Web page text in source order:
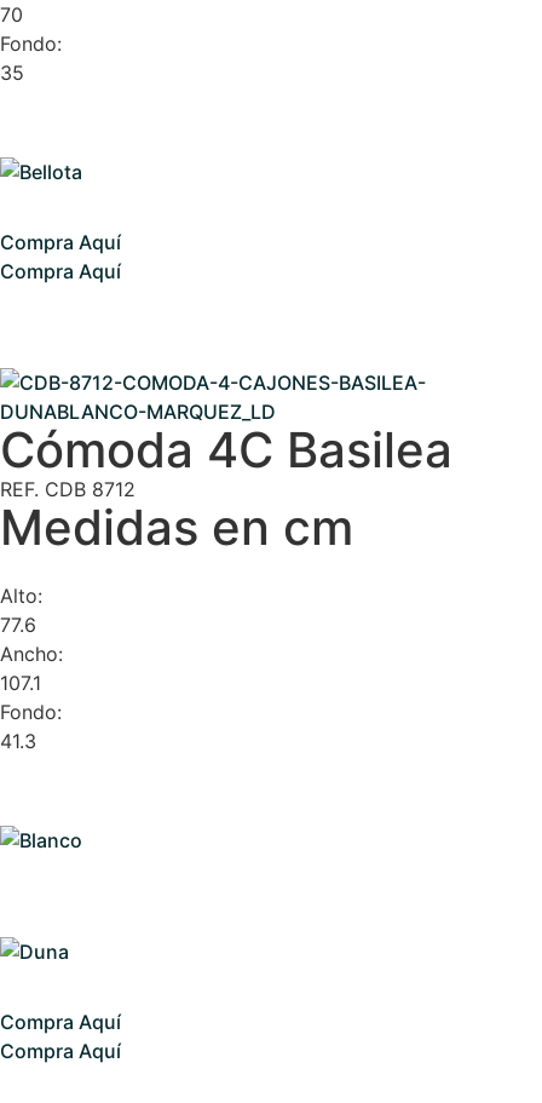
70
Fondo:
35
Compra Aquí
Compra Aquí
Cómoda 4C Basilea
REF. CDB 8712
Medidas en cm
Alto:
77.6
Ancho:
107.1
Fondo:
41.3
Compra Aquí
Compra Aquí